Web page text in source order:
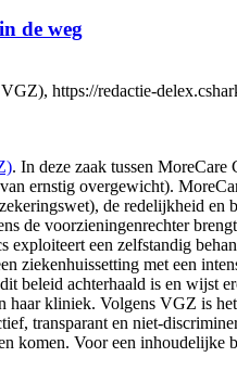
de weg
https://redactie-
. In deze zaak tussen
ernstig overgewicht).
de redelijkheid
voorzieningenrechter
een zelfstandig
ziekenhuissetting met een
beleid achterhaald is en wijst
haar kliniek. Volgens VGZ is
transparant en niet-
Voor een inhoudelijke